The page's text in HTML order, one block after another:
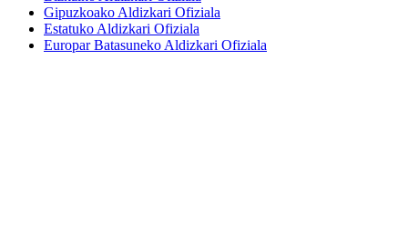
Gipuzkoako Aldizkari Ofiziala
Estatuko Aldizkari Ofiziala
Europar Batasuneko Aldizkari Ofiziala